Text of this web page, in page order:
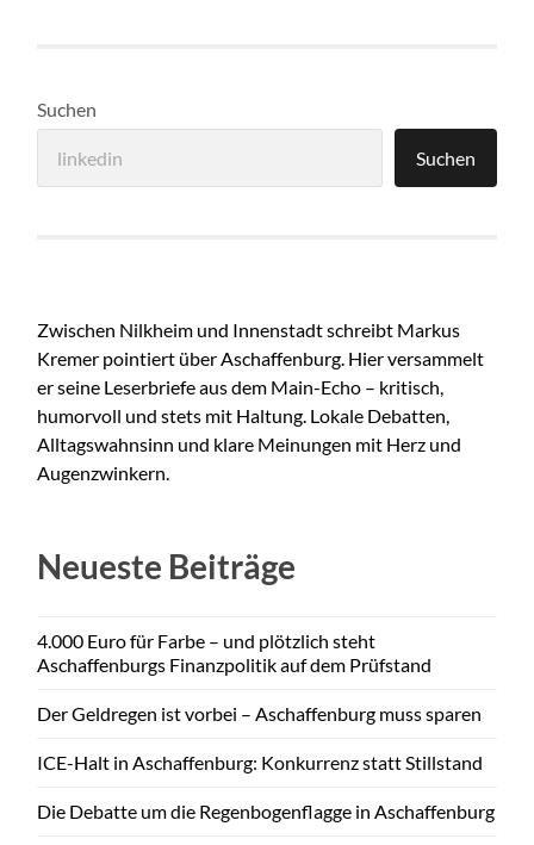
Suchen
Suchen
Zwischen Nilkheim und Innenstadt schreibt Markus
Kremer pointiert über Aschaffenburg. Hier versammelt
er seine Leserbriefe aus dem Main-Echo – kritisch,
humorvoll und stets mit Haltung. Lokale Debatten,
Alltagswahnsinn und klare Meinungen mit Herz und
Augenzwinkern.
Neueste Beiträge
4.000 Euro für Farbe – und plötzlich steht
Aschaffenburgs Finanzpolitik auf dem Prüfstand
Der Geldregen ist vorbei – Aschaffenburg muss sparen
ICE-Halt in Aschaffenburg: Konkurrenz statt Stillstand
Die Debatte um die Regenbogenflagge in Aschaffenburg